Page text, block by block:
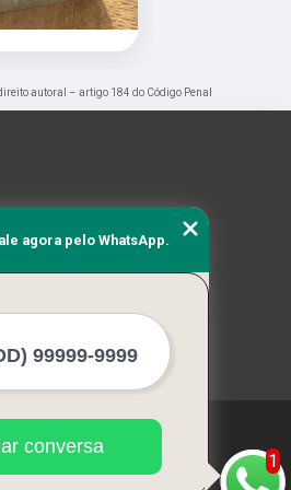
autoral – artigo 184 do Código Penal
1
agora pelo WhatsApp.
conversa